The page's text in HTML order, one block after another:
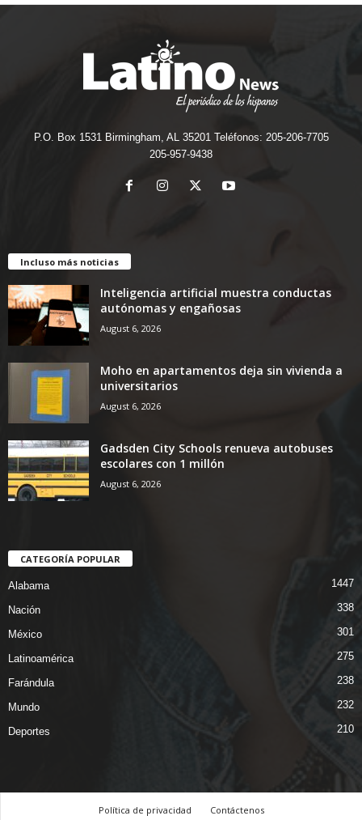
P.O. Box 1531 Birmingham, AL 35201 Teléfonos: 205-206-7705
205-957-9438
Incluso más noticias
Inteligencia artificial muestra conductas
autónomas y engañosas
August 6, 2026
Moho en apartamentos deja sin vivienda a
universitarios
August 6, 2026
Gadsden City Schools renueva autobuses
escolares con 1 millón
August 6, 2026
CATEGORÍA POPULAR
Alabama 1447
Nación 338
México 301
Latinoamérica 275
Farándula 238
Mundo 232
Deportes 210
Política de privacidad Contáctenos